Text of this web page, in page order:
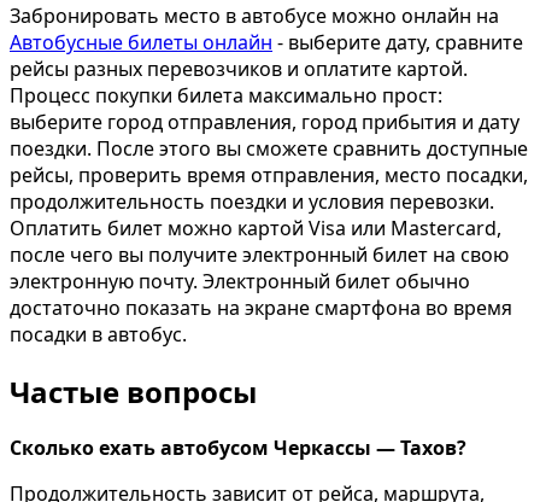
Забронировать место в автобусе можно онлайн на
Автобусные билеты онлайн - выберите дату, сравните
рейсы разных перевозчиков и оплатите картой.
Процесс покупки билета максимально прост:
выберите город отправления, город прибытия и дату
поездки. После этого вы сможете сравнить доступные
рейсы, проверить время отправления, место посадки,
продолжительность поездки и условия перевозки.
Оплатить билет можно картой Visa или Mastercard,
после чего вы получите электронный билет на свою
электронную почту. Электронный билет обычно
достаточно показать на экране смартфона во время
посадки в автобус.
Частые вопросы
Сколько ехать автобусом Черкассы — Тахов?
Продолжительность зависит от рейса, маршрута,